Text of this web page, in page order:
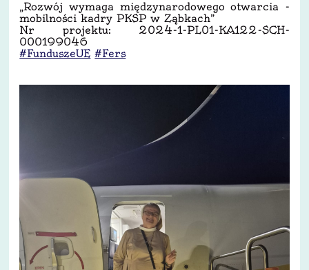
„Rozwój wymaga międzynarodowego otwarcia -
mobilności kadry PKSP w Ząbkach”
Nr projektu: 2024-1-PL01-KA122-SCH-
000199046
#FunduszeUE #Fers